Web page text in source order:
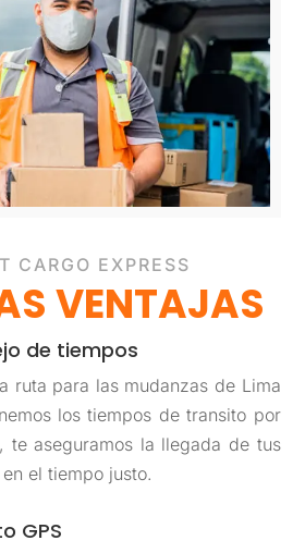
CARGO EXPRESS
VENTAJAS
de tiempos
ruta para las mudanzas de Lima
los tiempos de transito por
te aseguramos la llegada de tus
el tiempo justo.
GPS